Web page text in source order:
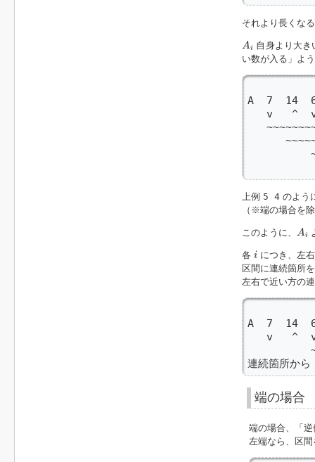
それより長くな
Ai
Ai
自身より大き
い数が入る」よ
A  7  14
v   ^
上例 5 4のよう
（※端の場合を
このように、 Ai
Ai
各 iにつき、左
区間に連続箇所
左右で近い方の
A  7  14
v   ^
連続箇所か
端の場合
端の場合、「
左端なら、区